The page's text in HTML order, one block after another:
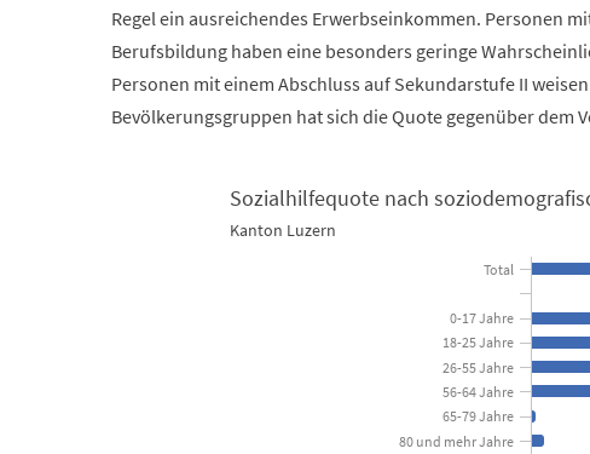
Regel ein ausreichendes Erwerbseinkommen. Personen
Berufsbildung haben eine besonders geringe
Personen mit einem Abschluss auf Sekundarstufe II
Bevölkerungsgruppen hat sich die Quote gegenüber dem
View as data table, Sozialhilfequote nach
The chart has 1 X axis displaying categories.
Sozialhilfequote nach
Kanton Luzern
80 und mehr Jahre
65-79 Jahre
56-64 Jahre
26-55 Jahre
18-25 Jahre
0-17 Jahre
Total